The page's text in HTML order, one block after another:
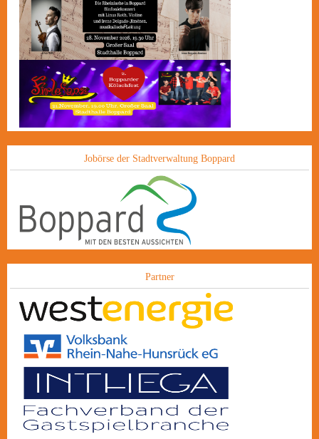
Jobörse der Stadtverwaltung Boppard
Partner